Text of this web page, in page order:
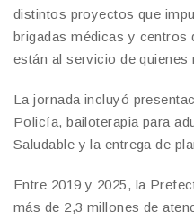
distintos proyectos que
brigadas médicas y centros
están al servicio de quienes
La jornada incluyó
Policía, bailoterapia para
Saludable y la entrega de
Entre 2019 y 2025, la
más de 2,3 millones de